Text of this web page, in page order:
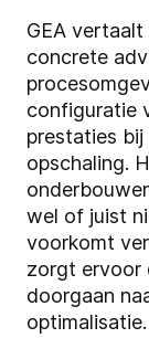
GEA
concrete
configuratie
prestaties
opschaling.
wel of juist
voorkomt
zorgt ervoor
doorgaan
optimalisatie.